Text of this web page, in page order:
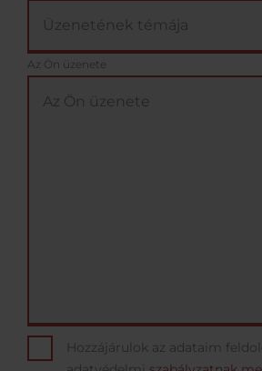
Az Ön üzenete
Hozzájárulok az adataim